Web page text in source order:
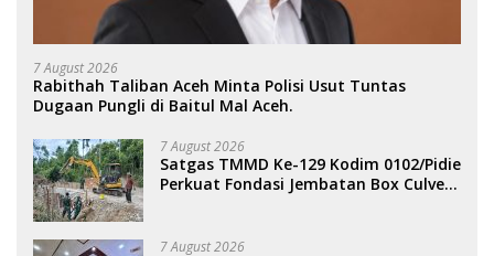
7 August 2026
Rabithah Taliban Aceh Minta Polisi Usut Tuntas
Dugaan Pungli di Baitul Mal Aceh.
7 August 2026
Satgas TMMD Ke-129 Kodim 0102/Pidie
Perkuat Fondasi Jembatan Box Culvert
7 August 2026